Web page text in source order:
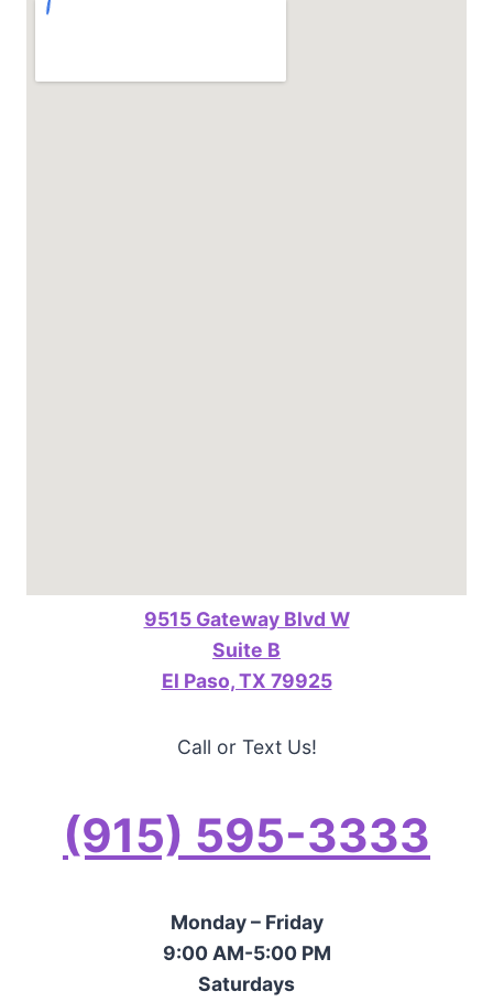
9515 Gateway Blvd W
Suite B
El Paso, TX 79925
Call or Text Us!
(915) 595-3333
Monday – Friday
9:00 AM-5:00 PM
Saturdays